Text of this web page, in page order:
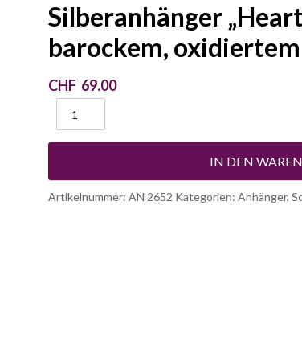
Silberanhänger
barockem,
CHF 69.00
IN DEN
Artikelnummer:AN 2652 Kategorien:Anhänger,